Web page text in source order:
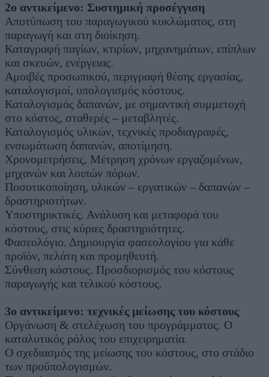
2ο αντικείμενο: Συστημική προσέγγιση
Αποτύπωση του παραγωγικού κυκλώματος, στη
παραγωγή και στη διοίκηση.
Καταγραφή παγίων, κτιρίων, μηχανημάτων, επίπλων
και σκευών, ενέργειας.
Αμοιβές προσωπικού, περιγραφή θέσης εργασίας,
καταλογισμοί, υπολογισμός κόστους.
Καταλογισμός δαπανών, με σημαντική συμμετοχή
στο κόστος, σταθερές – μεταβλητές.
Καταλογισμός υλικών, τεχνικές προδιαγραφές,
ενσωμάτωση δαπανών, αποτίμηση.
Χρονομετρήσεις, Μέτρηση χρόνων εργαζομένων,
μηχανών και λοιπών πόρων.
Ποσοτικοποίηση, υλικών – εργατικών – δαπανών –
δραστηριοτήτων.
Υποστηρικτικές. Ανάλυση και μεταφορά του
κόστους, στις κύριες δραστηριότητες.
Φασεολόγιο. Δημιουργία φασεολογίου για κάθε
προϊόν, πελάτη και προμηθευτή.
Σύνθεση κόστους. Προσδιορισμός του κόστους
παραγωγής και τελικού κόστους.
3ο αντικείμενο: τεχνικές μείωσης του κόστους
Οργάνωση & στελέχωση του προγράμματος. Ο
καταλυτικός ρόλος του επιχειρηματία.
Ο σχεδιασμός της μείωσης του κόστους, στο στάδιο
των προϋπολογισμών.